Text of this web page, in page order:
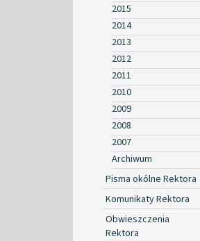
2015
2014
2013
2012
2011
2010
2009
2008
2007
Archiwum
Pisma okólne Rektora
Komunikaty Rektora
Obwieszczenia
Rektora